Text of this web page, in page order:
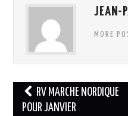
JEAN-
MORE
Navigation
des
RV MARCHE NORDIQUE
POUR JANVIER